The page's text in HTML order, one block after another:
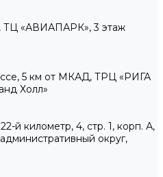
ТЦ «АВИАПАРК», 3 этаж
5 км от МКАД, ТРЦ «РИГА
Холл»
й километр, 4, стр. 1, корп. А,
округ,